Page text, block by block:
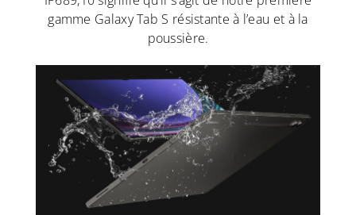
gamme Galaxy Tab S résistante à l’eau et à la
poussière.